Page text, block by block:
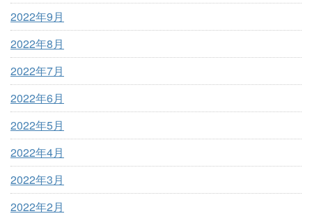
2022年9月
2022年8月
2022年7月
2022年6月
2022年5月
2022年4月
2022年3月
2022年2月